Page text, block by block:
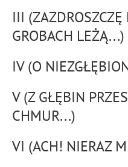
III (ZAZDROSZCZĘ
GROBACH LEŻĄ...)
IV (O
V (Z GŁĘBIN
CHMUR...)
VI (ACH! NIERAZ